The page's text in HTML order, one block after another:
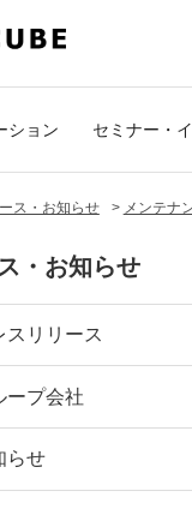
ション セミナー・
ス・お知らせ メンテナ
・お知らせ
スリリース
ープ会社
らせ